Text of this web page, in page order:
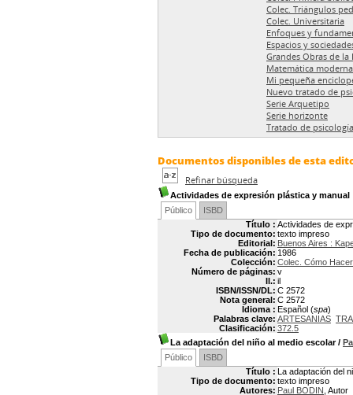
Colec. Triángulos
Colec. Universitaria
Enfoques y
Espacios y
Grandes Obras de
Matemática moderna
Mi pequeña
Nuevo tratado de
Serie Arquetipo
Serie horizonte
Tratado de
Documentos disponibles de esta
Refinar búsqueda
Actividades de expresión plástica y manual
Público
ISBD
Título : Actividades de
Tipo de documento: texto impreso
Editorial: Buenos Aires :
Fecha de publicación: 1986
Colección: Colec. Cómo Hacer
Número de páginas: v
Il.: il
ISBN/ISSN/DL: C 2572
Nota general: C 2572
Idioma : Español (spa)
Palabras clave: ARTESANIAS
Clasificación: 372.5
La adaptación del niño al medio escolar/
Público
ISBD
Título : La adaptación del
Tipo de documento: texto impreso
Autores: Paul BODIN , Autor